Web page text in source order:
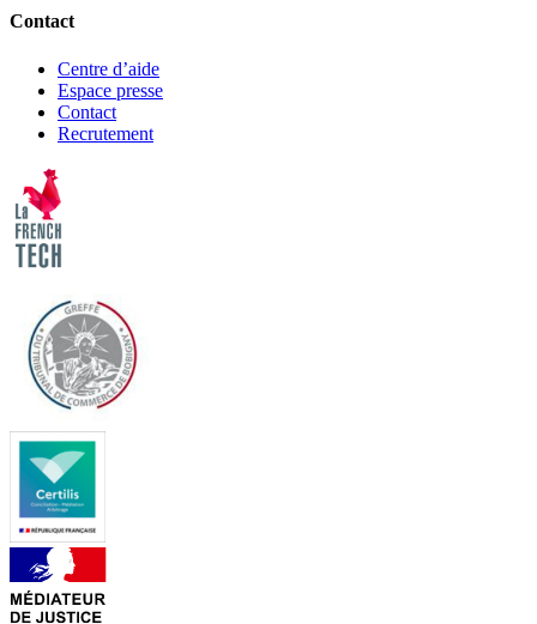
Contact
Centre d’aide
Espace presse
Contact
Recrutement